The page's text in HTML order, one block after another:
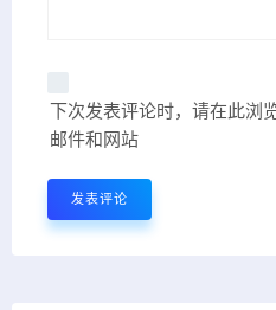
下次发表评论时，请在此浏
邮件和网站